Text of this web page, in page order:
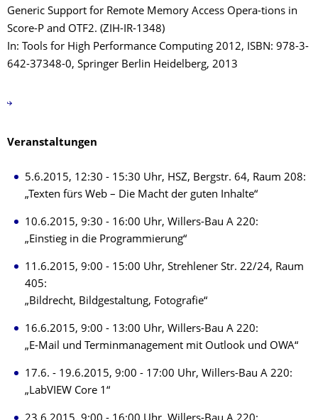
Generic Support for Remote Memory Access Opera-tions in
Score-P and OTF2. (ZIH-IR-1348)
In: Tools for High Performance Computing 2012, ISBN: 978-3-
642-37348-0, Springer Berlin Heidelberg, 2013
Veranstaltungen
5.6.2015, 12:30 - 15:30 Uhr, HSZ, Bergstr. 64, Raum 208:
„Texten fürs Web – Die Macht der guten Inhalte“
10.6.2015, 9:30 - 16:00 Uhr, Willers-Bau A 220:
„Einstieg in die Programmierung“
11.6.2015, 9:00 - 15:00 Uhr, Strehlener Str. 22/24, Raum
405:
„Bildrecht, Bildgestaltung, Fotografie“
16.6.2015, 9:00 - 13:00 Uhr, Willers-Bau A 220:
„E-Mail und Terminmanagement mit Outlook und OWA“
17.6. - 19.6.2015, 9:00 - 17:00 Uhr, Willers-Bau A 220:
„LabVIEW Core 1“